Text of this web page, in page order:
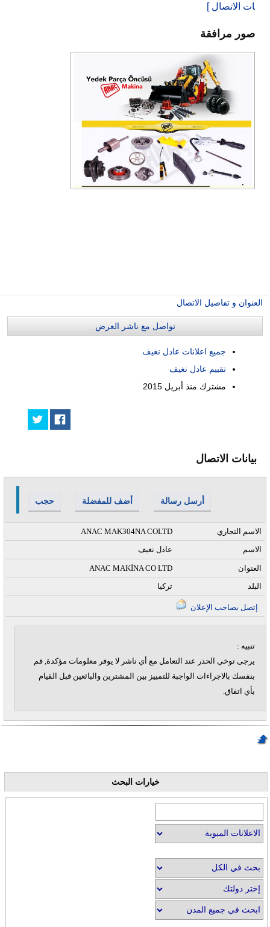
ات الاتصال ]
صور مرافقة
العنوان و تفاصيل الاتصال
تواصل مع ناشر العرض
جميع اعلانات عادل نغيف
تقييم عادل نغيف
مشترك منذ أبريل 2015
بيانات الاتصال
حجب أضف للمفضلة أرسل رسالة
ANAC MAK304NA COLTD
الاسم التجاري
عادل نغيف
الاسم
ANAC MAKİNA CO LTD
العنوان
تركيا
البلد
تنبيه :
يرجى توخي الحذر عند التعامل مع أي ناشر لا يوفر معلومات مؤكدة, قم
بنفسك بالاجراءات الواجبة للتمييز بين المشترين والبائعين قبل القيام
بأي اتفاق.
خيارات البحث